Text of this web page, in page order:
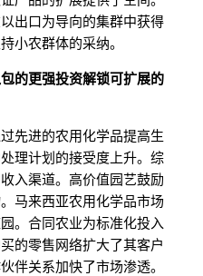
出口为导向的集群中获得
小农群体的采纳。
的更强投资解锁可扩展的
先进的农用化学品提高生
理计划的接受度上升。综
入渠道。高价值园艺鼓励
马来西亚农用化学品市场
。合同农业为标准化投入
的零售网络扩大了其客户
伴关系加快了市场渗透。